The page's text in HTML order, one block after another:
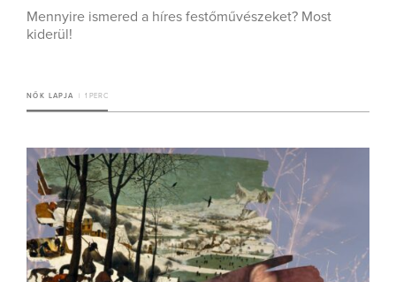
Mennyire ismered a híres festőművészeket? Most
kiderül!
NŐK LAPJA 1 PERC